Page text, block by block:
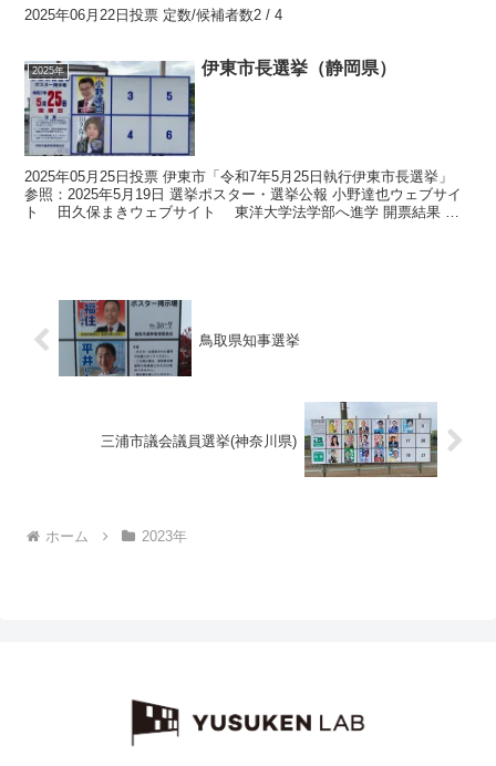
2025年06月22日投票 定数/候補者数2 / 4
2025年 伊東市長選挙（静岡県）
2025年05月25日投票 伊東市「令和7年5月25日執行伊東市長選挙」
参照：2025年5月19日 選挙ポスター・選挙公報 小野達也ウェブサイ
ト 田久保まきウェブサイト 東洋大学法学部へ進学 開票結果 伊
鳥取県知事選挙
三浦市議会議員選挙(神奈川県)
ホーム 2023年